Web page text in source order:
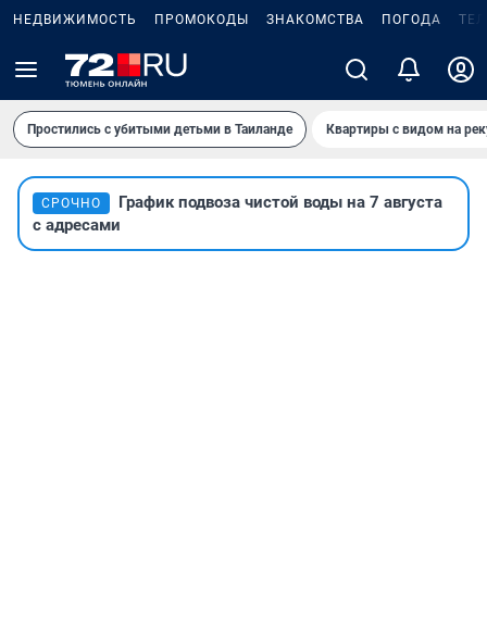
НЕДВИЖИМОСТЬ ПРОМОКОДЫ ЗНАКОМСТВА ПОГОДА
Простились с убитыми детьми в Таиланде Квартиры с видом на
СРОЧНО
График подвоза чистой воды на 7 августа
с адресами